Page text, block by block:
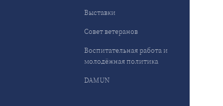
Выставки
Совет ветеранов
Воспитательная работа и
молодёжная политика
DAMUN